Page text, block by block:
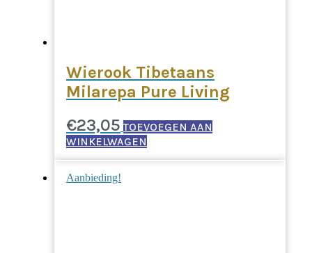
Wierook Tibetaans
Milarepa Pure Living
€23,05 TOEVOEGEN AAN
WINKELWAGEN
Aanbieding!